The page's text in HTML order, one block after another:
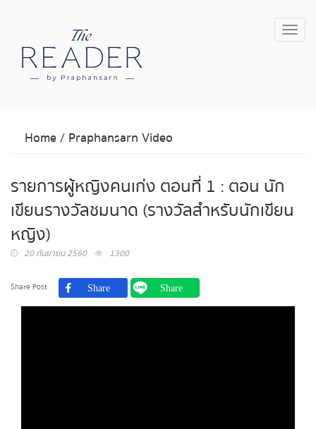
Home/ Praphansarn Video
รายการผู้หญิงคนเก่ง ตอนที่ 1 : ตอน นัก
เขียนรางวัลชมนาด (รางวัลสำหรับนักเขียน
หญิง)
20 กันยายน 2560 1300
Share Post